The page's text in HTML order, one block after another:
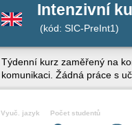
Intenzivní
(kód: SIC-PreInt1)
Týdenní kurz zaměřený na
komunikaci. Žádná práce s
Vyuč. jazyk Počet studentů